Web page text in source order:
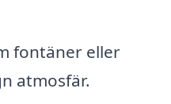
fontäner eller
atmosfär.